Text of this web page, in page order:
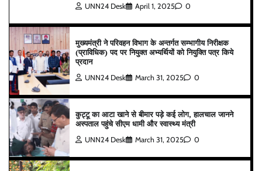
UNN24 Desk April 1, 2025 0
मुख्यमंत्री ने परिवहन विभाग के अन्तर्गत सम्भागीय निरीक्षक
(प्राविधिक) पद पर नियुक्त अभ्यर्थियों को नियुक्ति पत्र किये
प्रदान
UNN24 Desk March 31, 2025 0
कुट्टू का आटा खाने से बीमार पड़े कई लोग, हालचाल जानने
अस्पताल पहुंचे सीएम धामी और स्वास्थ्य मंत्री
UNN24 Desk March 31, 2025 0